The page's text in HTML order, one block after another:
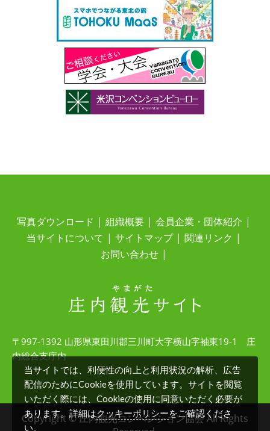
写真ダウンロード 組織概要
会員企業・団体紹介
当サイトについて
サイトマップ
関連リンク
お問い合わせ
〒997-1392 山形県東田川郡三川町大字横山字袖東19-1 庄
内総合支庁内
Copyright © 庄内観光コンベンション協会 All Rights
当サイトでは、利便性の向上と利用状況の解析、広告
配信のためにCookieを使用しています。サイトを閲覧
いただく際には、Cookieの使用に同意いただく必要が
あります。詳細はクッキーポリシーをご確認くださ
い。